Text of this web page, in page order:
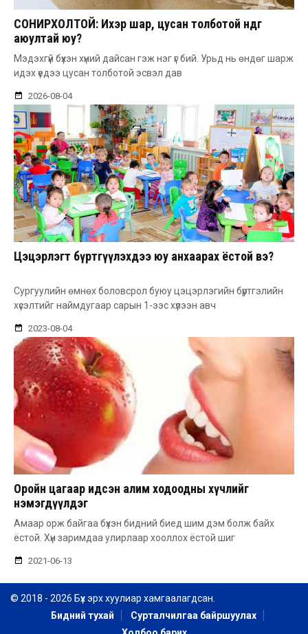
СОНИРХОЛТОЙ: Ихэр шар, цусан толботой өндөг
аюултай юу?
Мэдэхгүй бүхэн хүний дайсан гэж нэг үг бий. Урьд нь өндөг шарж
идэх үедээ цусан толботой эсвэл дав
2026-08-04
Цэцэрлэгт бүртгүүлэхдээ юу анхаарах ёстой вэ?
Сургуулийн өмнөх боловсрол буюу цэцэрлэгийн бүртгэлийн
хүсэлтийг наймдугаар сарын 1-ээс хүлээн авч
2023-08-04
Оройн цагаар идсэн алим ходоодны хүчлийг
нэмэгдүүлдэг
Амаар орж байгаа бүхэн бидний биед шим дэм болж байх
ёстой. Хүн заримдаа улирлаар хооллох ёстой шиг
2021-06-13
© 2018 - 2026 Бүх эрх хуулиар хамгаалагдсан.
Бидний тухай
Сурталчилгаа байршуулах